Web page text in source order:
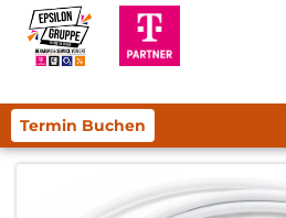
Termin Buchen